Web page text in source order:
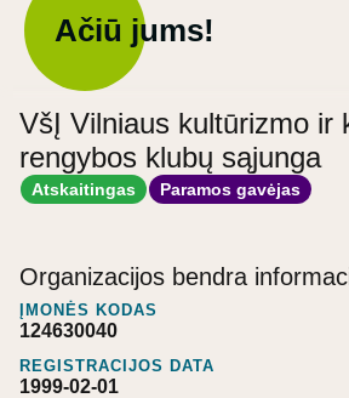
Ačiū jums!
VšĮ Vilniaus kultūrizmo ir
rengybos klubų sąjunga
Atskaitingas Paramos gavėjas
Organizacijos bendra
ĮMONĖS KODAS
124630040
REGISTRACIJOS DATA
1999-02-01